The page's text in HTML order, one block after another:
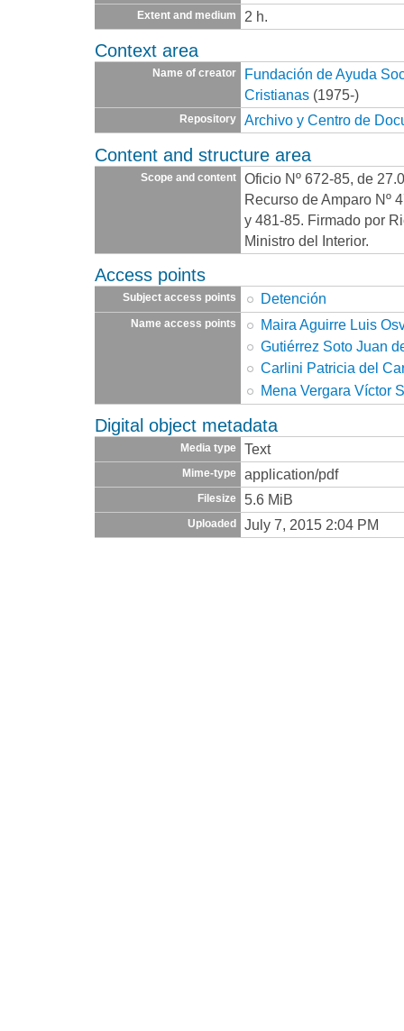
Extent and medium 2 h.
Context area
Name of creator
Fundación de Ayuda
Cristianas (1975-)
Repository Archivo y Centro de
Content and structure area
Scope and content
Oficio Nº 672-85, de
Recurso de Amparo Nº
y 481-85. Firmado por
Ministro del Interior.
Access points
Subject access points Detención
Name access points
Maira Aguirre Luis
Gutiérrez Soto Juan
Carlini Patricia del
Mena Vergara Víctor
Digital object metadata
Media type Text
Mime-type application/pdf
Filesize 5.6 MiB
Uploaded July 7, 2015 2:04 PM